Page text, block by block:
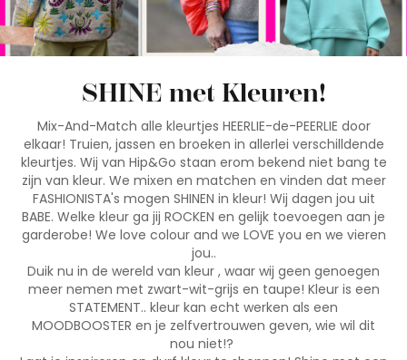
SHINE met Kleuren!
Mix-And-Match alle kleurtjes HEERLIE-de-PEERLIE door
elkaar! Truien, jassen en broeken in allerlei verschilldende
kleurtjes. Wij van Hip&Go staan erom bekend niet bang te
zijn van kleur. We mixen en matchen en vinden dat meer
FASHIONISTA's mogen SHINEN in kleur! Wij dagen jou uit
BABE. Welke kleur ga jij ROCKEN en gelijk toevoegen aan je
garderobe! We love colour and we LOVE you en we vieren
jou..
Duik nu in de wereld van kleur , waar wij geen genoegen
meer nemen met zwart-wit-grijs en taupe! Kleur is een
STATEMENT.. kleur kan echt werken als een
MOODBOOSTER en je zelfvertrouwen geven, wie wil dit
nou niet!?